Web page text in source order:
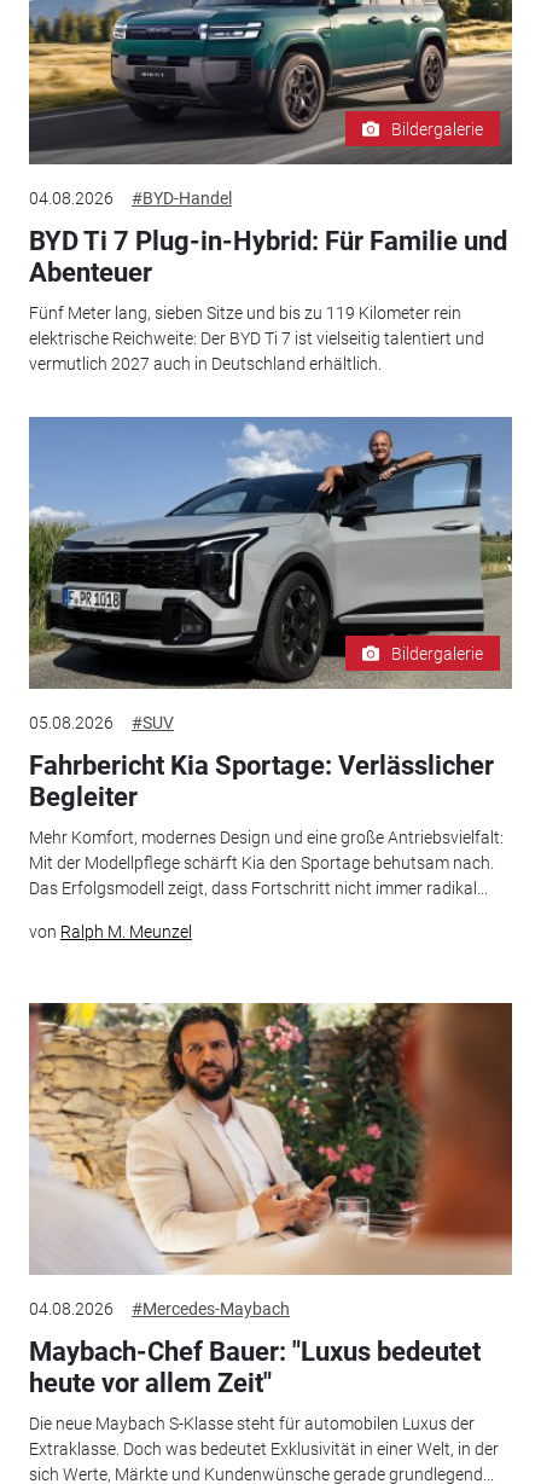
Bildergalerie
04.08.2026 #BYD-Handel
BYD Ti 7 Plug-in-Hybrid: Für Familie und
Abenteuer
Fünf Meter lang, sieben Sitze und bis zu 119 Kilometer rein
elektrische Reichweite: Der BYD Ti 7 ist vielseitig talentiert und
vermutlich 2027 auch in Deutschland erhältlich.
Bildergalerie
05.08.2026 #SUV
Fahrbericht Kia Sportage: Verlässlicher
Begleiter
Mehr Komfort, modernes Design und eine große Antriebsvielfalt:
Mit der Modellpflege schärft Kia den Sportage behutsam nach.
Das Erfolgsmodell zeigt, dass Fortschritt nicht immer radikal...
von Ralph M. Meunzel
04.08.2026 #Mercedes-Maybach
Maybach-Chef Bauer: "Luxus bedeutet
heute vor allem Zeit"
Die neue Maybach S-Klasse steht für automobilen Luxus der
Extraklasse. Doch was bedeutet Exklusivität in einer Welt, in der
sich Werte, Märkte und Kundenwünsche gerade grundlegend...